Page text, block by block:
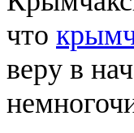
что
веру в